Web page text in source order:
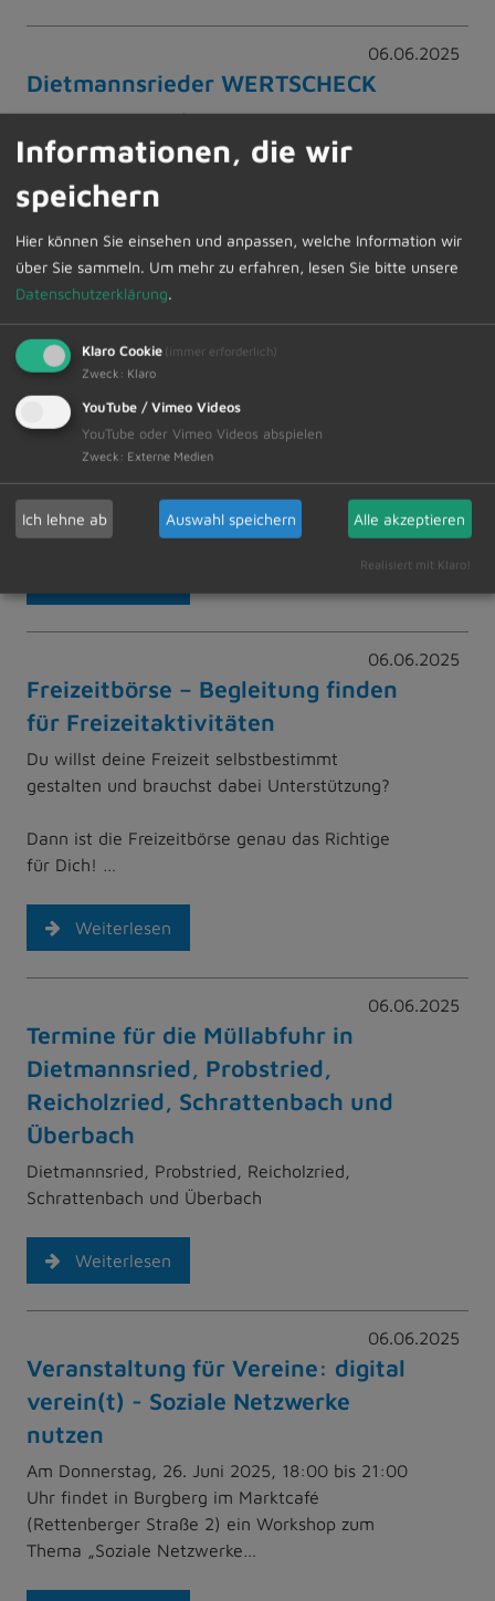
06.06.2025
Dietmannsrieder WERTSCHECK
Der „Dietmannsrieder WERTSCHECK“, eine
gemeinsame Initiative des Marktes
Dietmannsried und des Gewerbeverbandes
Dietmannsried hat sich mittlerweile…
Weiterlesen
„Der frühe Vogel …“ ist im
Freibad!
Nachdem wir bei wechselnden Temperaturen
am 16. Mai die Saison im Freibad Dietmannsried
„Wasserratten“ den Weg in…
06.06.2025
Freizeitbörse – Begleitung finden
für Freizeitaktivitäten
Du willst deine Freizeit selbstbestimmt
gestalten und brauchst dabei Unterstützung?
Dann ist die Freizeitbörse genau das Richtige
für Dich! …
Weiterlesen
06.06.2025
Termine für die Müllabfuhr in
Dietmannsried, Probstried,
Reicholzried, Schrattenbach und
Überbach
Dietmannsried, Probstried, Reicholzried,
Schrattenbach und Überbach
Weiterlesen
06.06.2025
Veranstaltung für Vereine: digital
verein(t) - Soziale Netzwerke
nutzen
Am Donnerstag, 26. Juni 2025, 18:00 bis 21:00
Uhr findet in Burgberg im Marktcafé
(Rettenberger Straße 2) ein Workshop zum
Thema „Soziale Netzwerke…
Informationen, die wir
speichern
Hier können Sie einsehen und anpassen, welche Information wir
über Sie sammeln. Um mehr zu erfahren, lesen Sie bitte unsere
Datenschutzerklärung.
Klaro Cookie (immer erforderlich)
Zweck : Klaro
YouTube / Vimeo Videos
YouTube oder Vimeo Videos abspielen
Zweck : Externe Medien
Ich lehne ab Auswahl speichern Alle akzeptieren
Realisiert mit Klaro!